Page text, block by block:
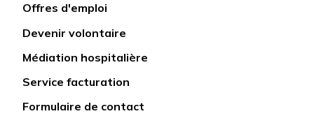
Lien
rapide
Offres d'emploi
Devenir volontaire
Médiation hospitalière
Service facturation
Formulaire de contact